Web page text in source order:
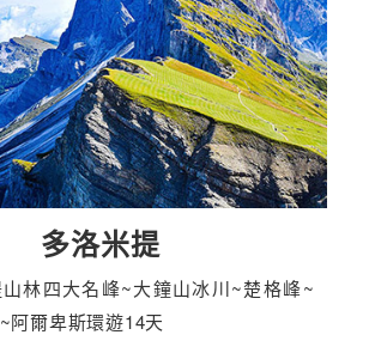
多洛米提
林四大名峰~大鐘山冰川~楚格峰~
阿爾卑斯環遊14天